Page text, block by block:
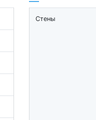
Стены